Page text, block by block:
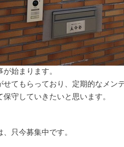
始まります。
てもらっており、定期的なメン
守していきたいと思います。
、只今募集中です。